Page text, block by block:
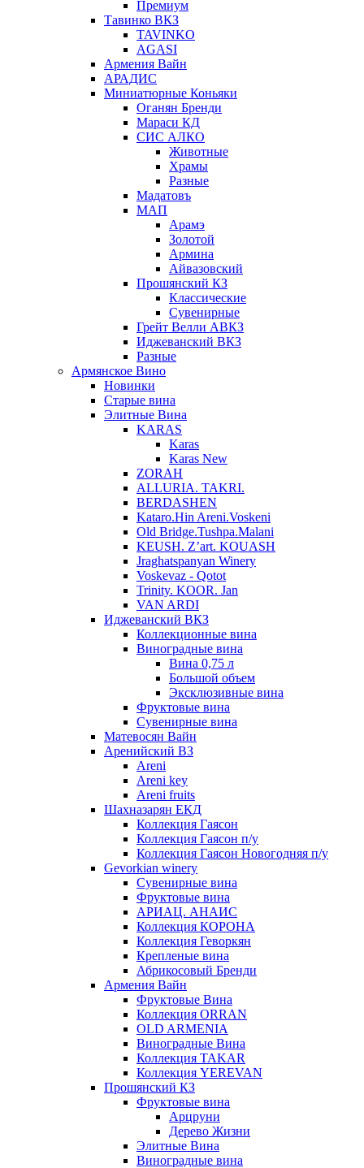
Премиум
Тавинко ВКЗ
TAVINKO
AGASI
Армения Вайн
АРАДИС
Миниатюрные Коньяки
Оганян Бренди
Мараси КД
СИС АЛКО
Животные
Храмы
Разные
Мадатовъ
МАП
Арамэ
Золотой
Армина
Айвазовский
Прошянский КЗ
Классические
Сувенирные
Грейт Велли АВКЗ
Иджеванский ВКЗ
Разные
Армянское Вино
Новинки
Старые вина
Элитные Вина
KARAS
Karas
Karas New
ZORAH
ALLURIA. TAKRI.
BERDASHEN
Kataro.Hin Areni.Voskeni
Old Bridge.Tushpa.Malani
KEUSH. Z’art. KOUASH
Jraghatspanyan Winery
Voskevaz - Qotot
Trinity. KOOR. Jan
VAN ARDI
Иджеванский ВКЗ
Коллекционные вина
Виноградные вина
Вина 0,75 л
Большой объем
Эксклюзивные вина
Фруктовые вина
Cувенирные вина
Матевосян Вайн
Аренийский ВЗ
Areni
Areni key
Areni fruits
Шахназарян ЕКД
Коллекция Гаясон
Коллекция Гаясон п/у
Коллекция Гаясон Новогодняя п/у
Gevorkian winery
Сувенирные вина
Фруктовые вина
АРИАЦ. АНАИС
Коллекция КОРОНА
Коллекция Геворкян
Крепленые вина
Абрикосовый Бренди
Армения Вайн
Фруктовые Вина
Коллекция ORRAN
OLD ARMENIA
Виноградные Вина
Коллекция TAKAR
Коллекция YEREVAN
Прошянский КЗ
Фруктовые вина
Арцруни
Дерево Жизни
Элитные Вина
Виноградные вина